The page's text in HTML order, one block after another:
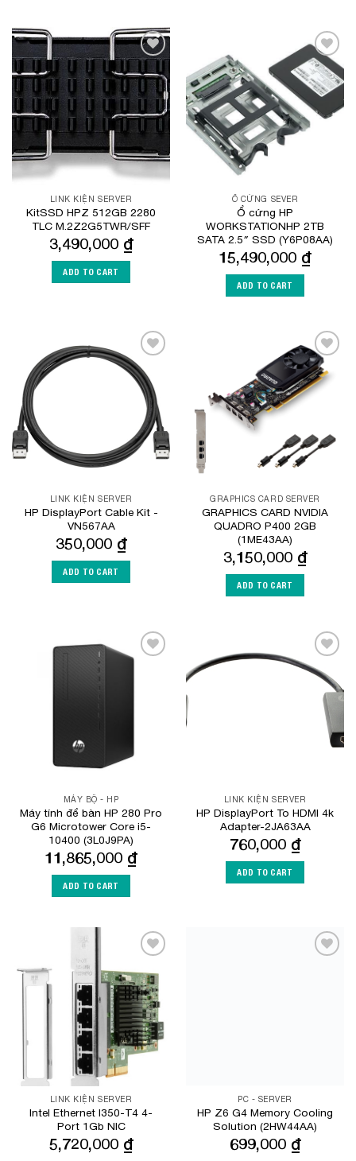
Wishlist
LINK KIỆN SERVER
KitSSD HPZ 512GB 2280
TLC M.2Z2G5TWR/SFF
3,490,000 ₫
ADD TO CART
Add to
Wishlist
Ổ CỨNG SEVER
Ổ cứng HP
WORKSTATIONHP 2TB
SATA 2.5″ SSD (Y6P08AA)
15,490,000 ₫
ADD TO CART
Add to
Wishlist
LINK KIỆN SERVER
HP DisplayPort Cable Kit -
VN567AA
350,000 ₫
ADD TO CART
Add to
Wishlist
GRAPHICS CARD SERVER
GRAPHICS CARD NVIDIA
QUADRO P400 2GB
(1ME43AA)
3,150,000 ₫
ADD TO CART
MÁY BỘ - HP
Máy tính để bàn HP 280 Pro
G6 Microtower Core i5-
10400 (3L0J9PA)
11,865,000 ₫
ADD TO CART
Add to
Wishlist
LINK KIỆN SERVER
HP DisplayPort To HDMI 4k
Adapter-2JA63AA
760,000 ₫
ADD TO CART
Wishlist
LINK KIỆN SERVER
Intel Ethernet I350-T4 4-
Port 1Gb NIC
5,720,000 ₫
PC - SERVER
HP Z6 G4 Memory Cooling
Solution (2HW44AA)
699,000 ₫